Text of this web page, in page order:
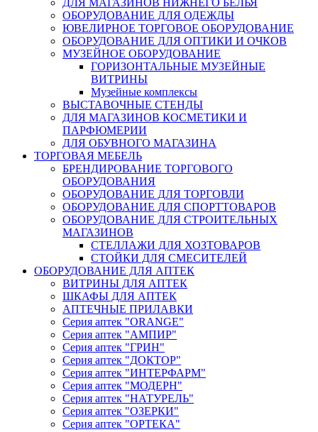
ОБОРУДОВАНИЕ ДЛЯ ОДЕЖДЫ
ЮВЕЛИРНОЕ ТОРГОВОЕ ОБОРУДОВАНИЕ
ОБОРУДОВАНИЕ ДЛЯ ОПТИКИ И ОЧКОВ
МУЗЕЙНОЕ ОБОРУДОВАНИЕ
ГОРИЗОНТАЛЬНЫЕ МУЗЕЙНЫЕ
ВИТРИНЫ
Музейные комплексы
ВЫСТАВОЧНЫЕ СТЕНДЫ
ДЛЯ МАГАЗИНОВ КОСМЕТИКИ И
ПАРФЮМЕРИИ
ДЛЯ ОБУВНОГО МАГАЗИНА
ТОРГОВАЯ МЕБЕЛЬ
БРЕНДИРОВАНИЕ ТОРГОВОГО
ОБОРУДОВАНИЯ
ОБОРУДОВАНИЕ ДЛЯ ТОРГОВЛИ
ОБОРУДОВАНИЕ ДЛЯ СПОРТТОВАРОВ
ОБОРУДОВАНИЕ ДЛЯ СТРОИТЕЛЬНЫХ
МАГАЗИНОВ
СТЕЛЛАЖИ ДЛЯ ХОЗТОВАРОВ
СТОЙКИ ДЛЯ СМЕСИТЕЛЕЙ
ОБОРУДОВАНИЕ ДЛЯ АПТЕК
ВИТРИНЫ ДЛЯ АПТЕК
ШКАФЫ ДЛЯ АПТЕК
АПТЕЧНЫЕ ПРИЛАВКИ
Серия аптек "ORANGE"
Серия аптек "АМПИР"
Серия аптек "ГРИН"
Серия аптек "ДОКТОР"
Серия аптек "ИНТЕРФАРМ"
Серия аптек "МОДЕРН"
Серия аптек "НАТУРЕЛЬ"
Серия аптек "ОЗЕРКИ"
Серия аптек "ОРТЕКА"